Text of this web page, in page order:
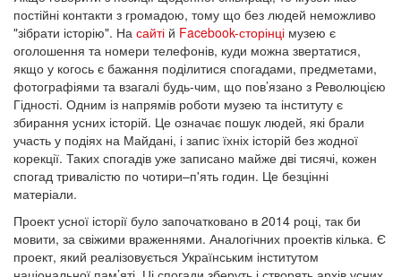
постійні контакти з громадою, тому що без людей неможливо
"зібрати історію". На сайті й Facebook-сторінці музею є
оголошення та номери телефонів, куди можна звертатися,
якщо у когось є бажання поділитися спогадами, предметами,
фотографіями та взагалі будь-чим, що пов’язано з Революцією
Гідності. Одним із напрямів роботи музею та інституту є
збирання усних історій. Це означає пошук людей, які брали
участь у подіях на Майдані, і запис їхніх історій без жодної
корекції. Таких спогадів уже записано майже дві тисячі, кожен
спогад тривалістю по чотири–п'ять годин. Це безцінні
матеріали.
Проект усної історії було започатковано в 2014 році, так би
мовити, за свіжими враженнями. Аналогічних проектів кілька. Є
проект, який реалізовується Українським інститутом